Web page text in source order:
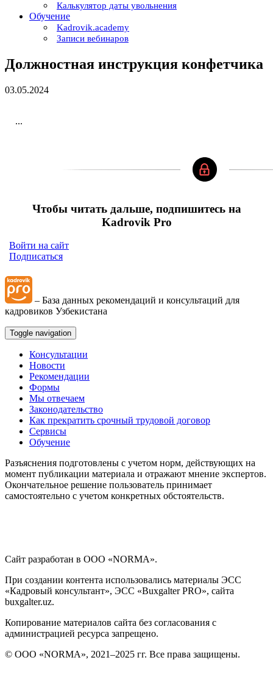
Калькулятор даты увольнения
Обучение
Kadrovik.academy
Записи вебинаров
Должностная инструкция конфетчика
03.05.2024
...
Чтобы читать дальше, подпишитесь на
Kadrovik Pro
Войти на сайт
Подписаться
– База данных рекомендаций и консультаций для
кадровиков Узбекистана
Toggle navigation
Консультации
Новости
Рекомендации
Формы
Мы отвечаем
Законодательство
Как прекратить срочный трудовой договор
Сервисы
Обучение
Разъяснения подготовлены с учетом норм, действующих на
момент публикации материала и отражают мнение экспертов.
Окончательное решение пользователь принимает
самостоятельно с учетом конкретных обстоятельств.
Сайт разработан в ООО «NORMA».
При создании контента использовались материалы ЭСС
«Кадровый консультант», ЭСС «Buxgalter PRO», сайта
buxgalter.uz.
Копирование материалов сайта без согласования с
администрацией ресурса запрещено.
© ООО «NORMA», 2021–2025 гг. Все права защищены.